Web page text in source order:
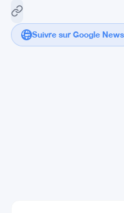
Suivre sur Google News